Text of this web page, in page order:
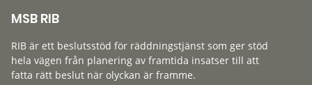
MSB RIB
RIB är ett beslutsstöd för räddningstjänst som ger stöd
hela vägen från planering av framtida insatser till att
fatta rätt beslut när olyckan är framme.